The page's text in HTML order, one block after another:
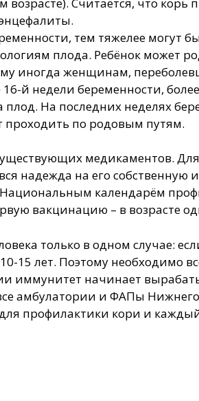
глаз, а также
тем тяжелее могут
плода. Ребёнок может
иногда женщинам,
й недели беременности,
На последних неделях
проходить по родовым путям.
медикаментов.
надежда на его
календарём
вакцинацию – в возрасте
только в одном случае:
15 лет. Поэтому необходимо
иммунитет начинает
и ФАПы
профилактики кори и